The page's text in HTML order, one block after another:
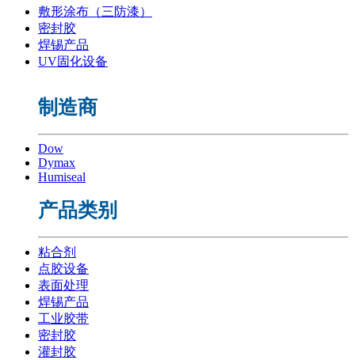
敷形涂布（三防漆）
密封胶
焊锡产品
UV固化设备
制造商
Dow
Dymax
Humiseal
产品类别
粘合剂
点胶设备
表面处理
焊锡产品
工业胶带
密封胶
灌封胶